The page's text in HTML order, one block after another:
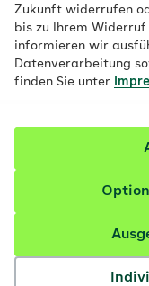
Zukunft widerrufen
bis zu Ihrem
informieren wir
Datenverarbeitung
finden Sie unter
Hier
Artikel
Von der Politik zur